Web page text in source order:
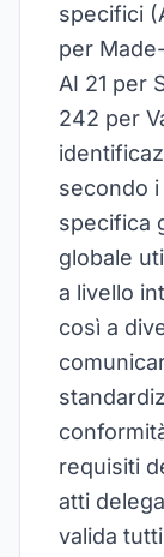
specifici
per
AI 21 per
242 per
secondo
specifica
globale
a livello
così a
requisiti
atti
valida